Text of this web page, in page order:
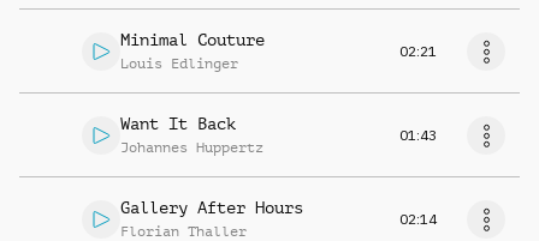
Minimal Couture
Louis Edlinger
02:21
Want It Back
Johannes Huppertz
01:43
Gallery After Hours
Florian Thaller
02:14